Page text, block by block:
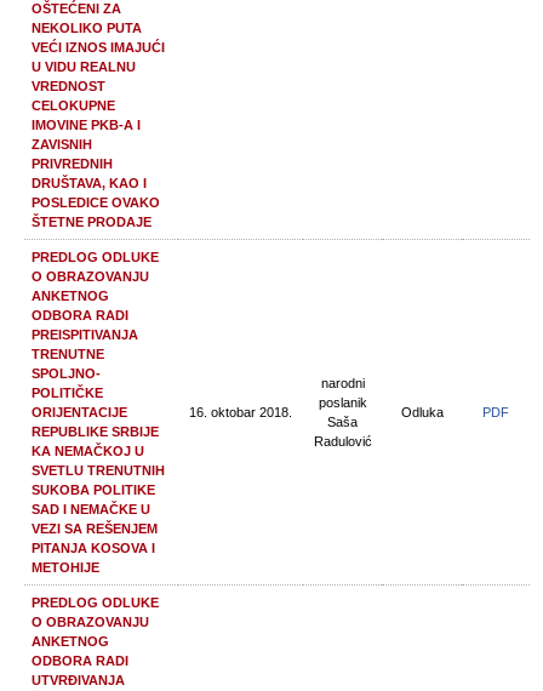
OŠTEĆENI ZA
NEKOLIKO PUTA
VEĆI IZNOS IMAJUĆI
U VIDU REALNU
VREDNOST
CELOKUPNE
IMOVINE PKB-A I
ZAVISNIH
PRIVREDNIH
DRUŠTAVA, KAO I
POSLEDICE OVAKO
ŠTETNE PRODAJE
PREDLOG ODLUKE
O OBRAZOVANJU
ANKETNOG
ODBORA RADI
PREISPITIVANJA
TRENUTNE
SPOLJNO-
POLITIČKE
ORIJENTACIJE
REPUBLIKE SRBIJE
KA NEMAČKOJ U
SVETLU TRENUTNIH
SUKOBA POLITIKE
SAD I NEMAČKE U
VEZI SA REŠENJEM
PITANJA KOSOVA I
METOHIJE
16. oktobar 2018.
narodni
poslanik
Saša
Radulović
Odluka PDF
PREDLOG ODLUKE
O OBRAZOVANJU
ANKETNOG
ODBORA RADI
UTVRĐIVANJA